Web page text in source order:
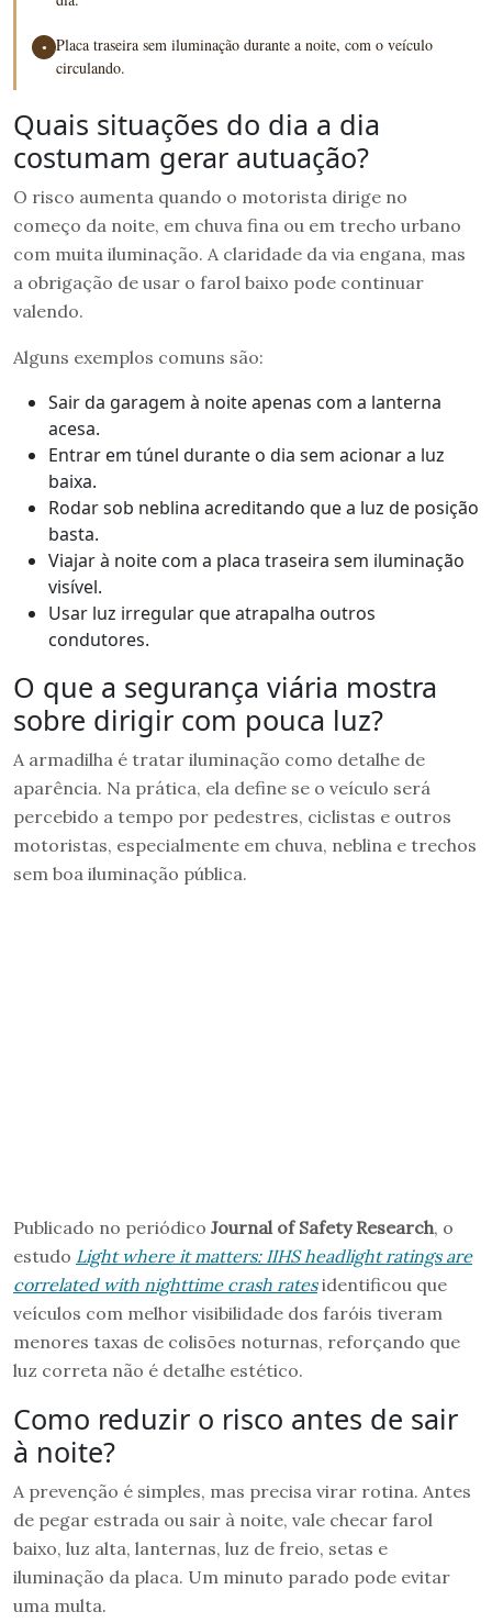
●
Placa traseira sem iluminação durante a noite, com o veículo
circulando.
Quais situações do dia a dia
costumam gerar autuação?
O risco aumenta quando o motorista dirige no
começo da noite, em chuva fina ou em trecho urbano
com muita iluminação. A claridade da via engana, mas
a obrigação de usar o farol baixo pode continuar
valendo.
Alguns exemplos comuns são:
Sair da garagem à noite apenas com a lanterna
acesa.
Entrar em túnel durante o dia sem acionar a luz
baixa.
Rodar sob neblina acreditando que a luz de posição
basta.
Viajar à noite com a placa traseira sem iluminação
visível.
Usar luz irregular que atrapalha outros
condutores.
O que a segurança viária mostra
sobre dirigir com pouca luz?
A armadilha é tratar iluminação como detalhe de
aparência. Na prática, ela define se o veículo será
percebido a tempo por pedestres, ciclistas e outros
motoristas, especialmente em chuva, neblina e trechos
sem boa iluminação pública.
Publicado no periódico Journal of Safety Research, o
estudo Light where it matters: IIHS headlight ratings are
correlated with nighttime crash ratesidentificou que
veículos com melhor visibilidade dos faróis tiveram
menores taxas de colisões noturnas, reforçando que
luz correta não é detalhe estético.
Como reduzir o risco antes de sair
à noite?
A prevenção é simples, mas precisa virar rotina. Antes
de pegar estrada ou sair à noite, vale checar farol
baixo, luz alta, lanternas, luz de freio, setas e
iluminação da placa. Um minuto parado pode evitar
uma multa.